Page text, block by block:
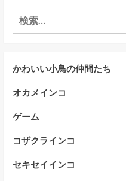
検
索:
かわいい小鳥の仲間たち
オカメインコ
ゲーム
コザクラインコ
セキセイインコ